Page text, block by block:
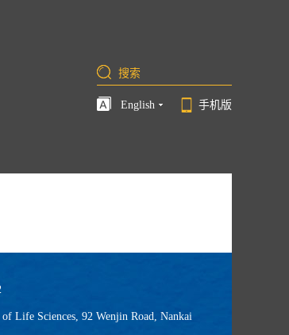
English 手机版
of Life Sciences, 92 Wenjin Road, Nankai